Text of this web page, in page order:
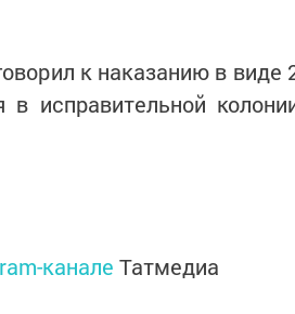
к наказанию в виде
исправительной
канале Татмедиа